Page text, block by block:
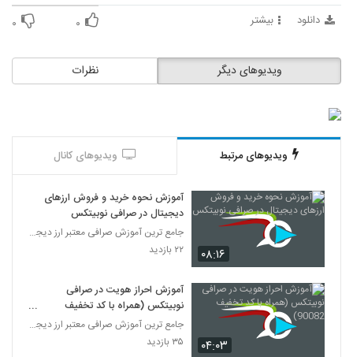
دانلود بیشتر ۰ ۰
نظرات ویدیوهای دیگر
ویدیوهای مرتبط ویدیوهای کانال
۰۸:۱۶
آموزش نحوه خرید و فروش ارزهای
دیجیتال در صرافی نوبیتکس
جامع ترین آموزش صرافی معتبر ارز دیجیتال نوبیتکس
۲۲ بازدید
۰۴:۰۳
آموزش احراز هویت در صرافی
نوبیتکس (همراه با کد تخفیف
90082)
جامع ترین آموزش صرافی معتبر ارز دیجیتال نوبیتکس
۳۵ بازدید